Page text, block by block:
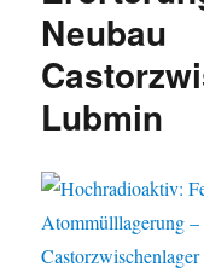
Neubau
Lubmin